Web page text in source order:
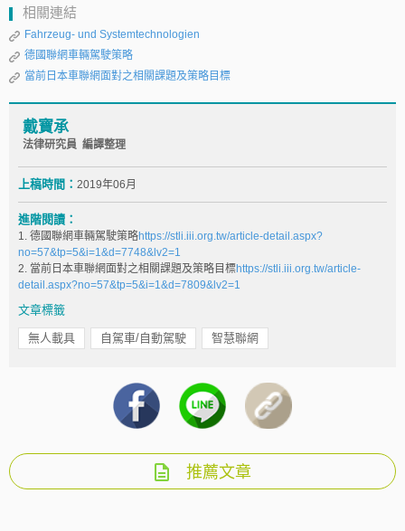
相關連結
Fahrzeug- und Systemtechnologien
德國聯網車輛駕駛策略
當前日本車聯網面對之相關課題及策略目標
戴寶承
法律研究員 編譯整理
上稿時間： 2019年06月
進階閱讀：
1. 德國聯網車輛駕駛策略https://stli.iii.org.tw/article-detail.aspx?
no=57&tp=5&i=1&d=7748&lv2=1
2. 當前日本車聯網面對之相關課題及策略目標https://stli.iii.org.tw/article-
detail.aspx?no=57&tp=5&i=1&d=7809&lv2=1
文章標籤
無人載具 自駕車/自動駕駛 智慧聯網
推薦文章